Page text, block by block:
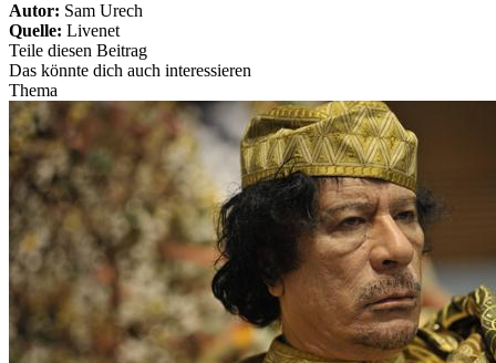
Autor: Sam Urech
Quelle: Livenet
Teile diesen Beitrag
Das könnte dich auch interessieren
Thema